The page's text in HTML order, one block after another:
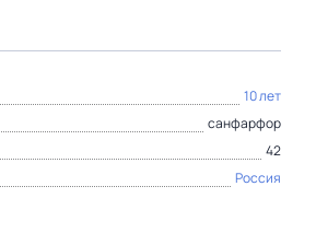
10 лет
санфарфор
42
Россия